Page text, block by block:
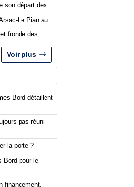
son départ des
Le Pian au
fronde des
Voir plus
Bord détaillent
pas réuni
la porte ?
Bord pour le
financement,